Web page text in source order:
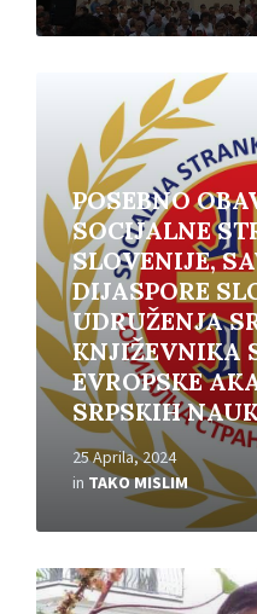
POSEBNO
SOCIJALNE
SLOVENIJE,
DIJASPORE
UDRUŽENJA
KNJIŽEVNIKA
EVROPSKE
SRPSKIH
25 Aprila, 2024
in TAKO MISLIM
Read
More